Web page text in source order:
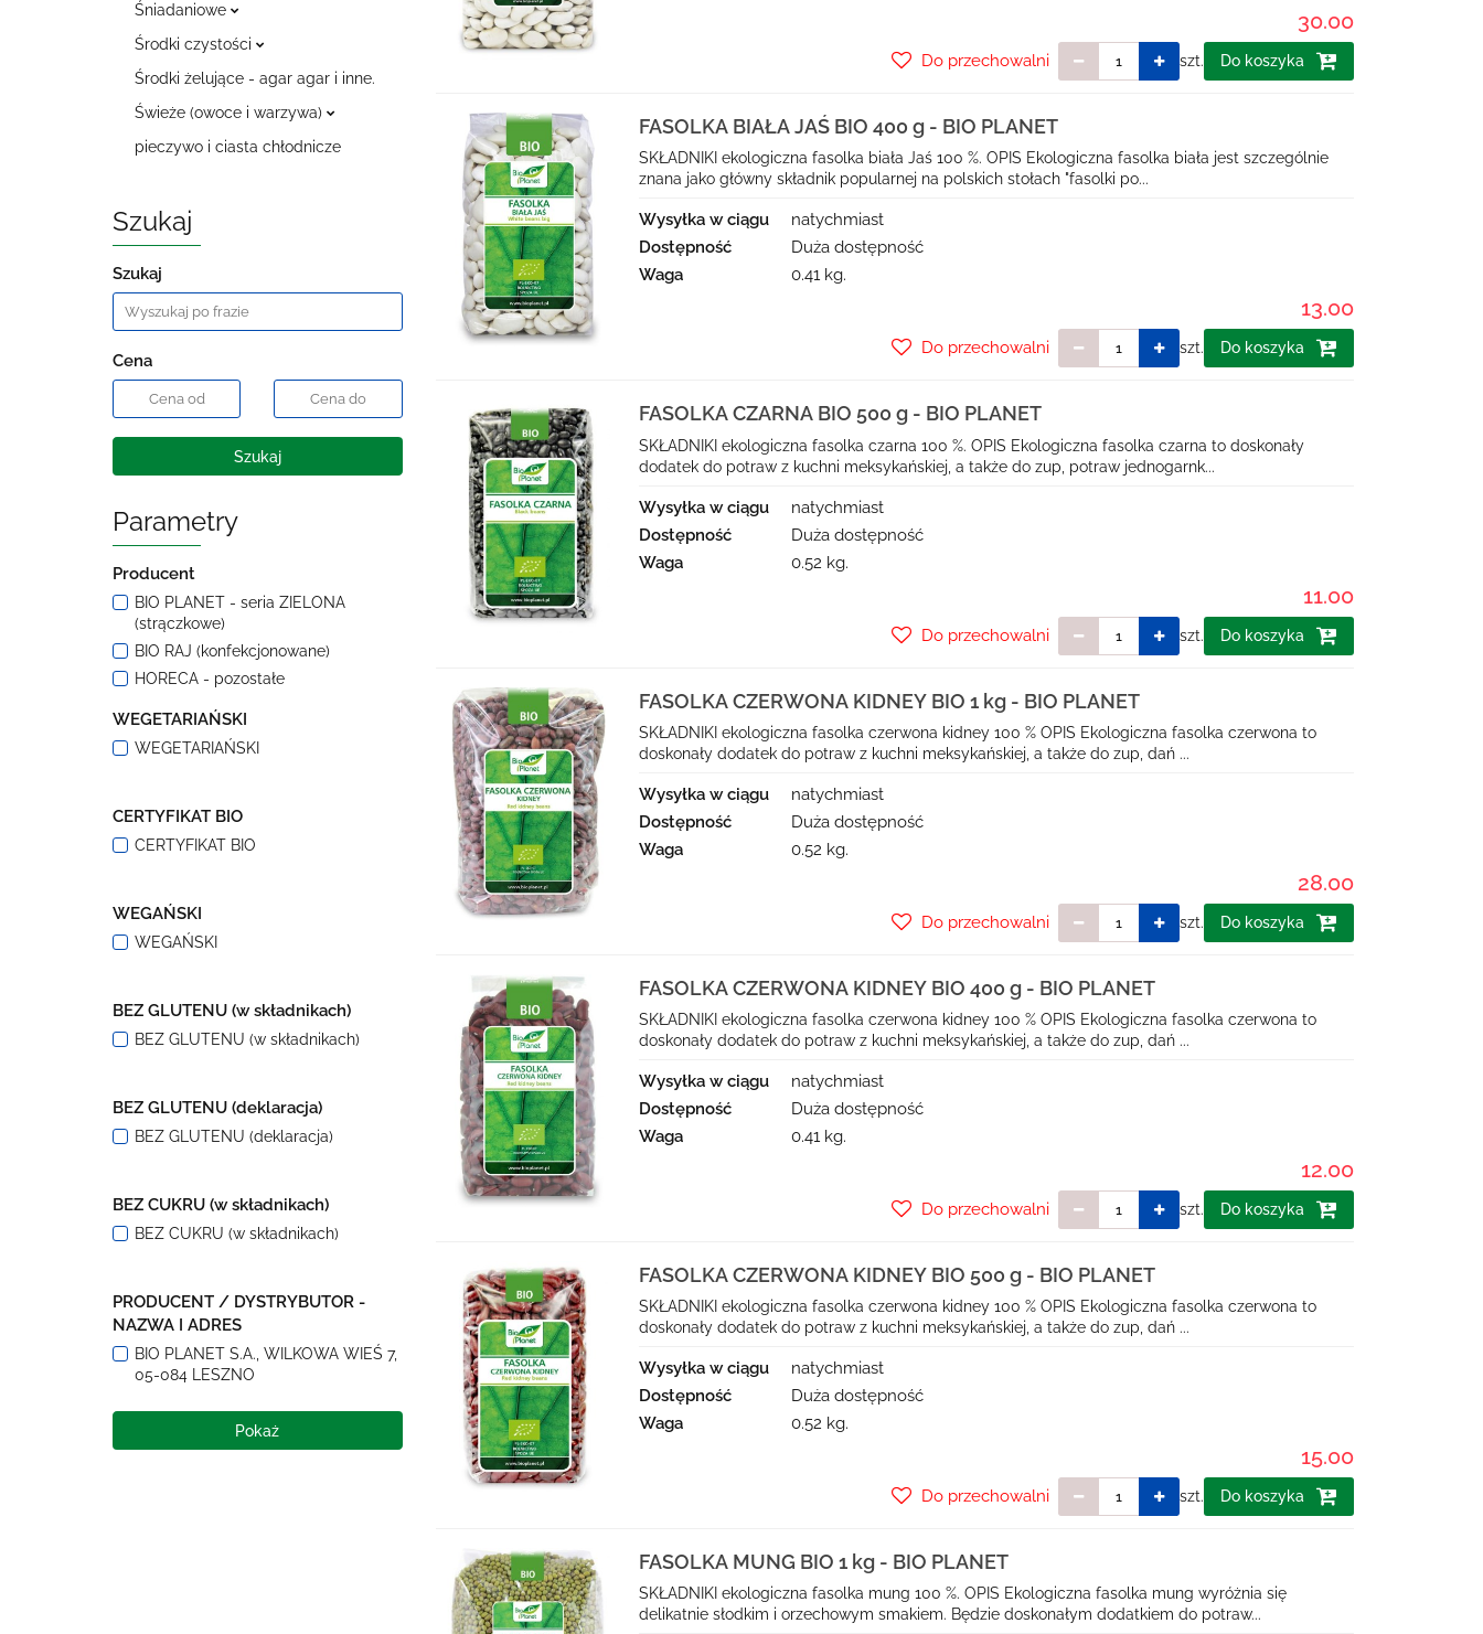
Śniadaniowe
Środki czystości
Środki żelujące - agar agar i inne.
Świeże (owoce i warzywa)
pieczywo i ciasta chłodnicze
Szukaj
Szukaj
Cena
Szukaj
Parametry
Producent
BIO PLANET - seria ZIELONA
(strączkowe)
BIO RAJ (konfekcjonowane)
HORECA - pozostałe
WEGETARIAŃSKI
WEGETARIAŃSKI
CERTYFIKAT BIO
CERTYFIKAT BIO
WEGAŃSKI
WEGAŃSKI
BEZ GLUTENU (w składnikach)
BEZ GLUTENU (w składnikach)
BEZ GLUTENU (deklaracja)
BEZ GLUTENU (deklaracja)
BEZ CUKRU (w składnikach)
BEZ CUKRU (w składnikach)
PRODUCENT / DYSTRYBUTOR -
NAZWA I ADRES
BIO PLANET S.A., WILKOWA WIEŚ 7,
05-084 LESZNO
Pokaż
30.00
szt. Do koszyka
Do przechowalni
FASOLKA BIAŁA JAŚ BIO 400 g - BIO PLANET
SKŁADNIKI ekologiczna fasolka biała Jaś 100 %. OPIS Ekologiczna fasolka biała jest szczególnie
znana jako główny składnik popularnej na polskich stołach "fasolki po...
Wysyłka w ciągu
natychmiast
Dostępność
Duża dostępność
Waga
0.41 kg.
13.00
szt. Do koszyka
Do przechowalni
FASOLKA CZARNA BIO 500 g - BIO PLANET
SKŁADNIKI ekologiczna fasolka czarna 100 %. OPIS Ekologiczna fasolka czarna to doskonały
dodatek do potraw z kuchni meksykańskiej, a także do zup, potraw jednogarnk...
Wysyłka w ciągu
natychmiast
Dostępność
Duża dostępność
Waga
0.52 kg.
11.00
szt. Do koszyka
Do przechowalni
FASOLKA CZERWONA KIDNEY BIO 1 kg - BIO PLANET
SKŁADNIKI ekologiczna fasolka czerwona kidney 100 % OPIS Ekologiczna fasolka czerwona to
doskonały dodatek do potraw z kuchni meksykańskiej, a także do zup, dań ...
Wysyłka w ciągu
natychmiast
Dostępność
Duża dostępność
Waga
0.52 kg.
28.00
szt. Do koszyka
Do przechowalni
FASOLKA CZERWONA KIDNEY BIO 400 g - BIO PLANET
SKŁADNIKI ekologiczna fasolka czerwona kidney 100 % OPIS Ekologiczna fasolka czerwona to
doskonały dodatek do potraw z kuchni meksykańskiej, a także do zup, dań ...
Wysyłka w ciągu
natychmiast
Dostępność
Duża dostępność
Waga
0.41 kg.
12.00
szt. Do koszyka
Do przechowalni
FASOLKA CZERWONA KIDNEY BIO 500 g - BIO PLANET
SKŁADNIKI ekologiczna fasolka czerwona kidney 100 % OPIS Ekologiczna fasolka czerwona to
doskonały dodatek do potraw z kuchni meksykańskiej, a także do zup, dań ...
Wysyłka w ciągu
natychmiast
Dostępność
Duża dostępność
Waga
0.52 kg.
15.00
szt. Do koszyka
Do przechowalni
FASOLKA MUNG BIO 1 kg - BIO PLANET
SKŁADNIKI ekologiczna fasolka mung 100 %. OPIS Ekologiczna fasolka mung wyróżnia się
delikatnie słodkim i orzechowym smakiem. Będzie doskonałym dodatkiem do potraw...